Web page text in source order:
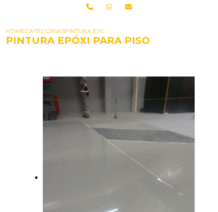
HOMECATEGORIASPINTURA EPOXI PARA PISO
PINTURA EPÓXI PARA PISO